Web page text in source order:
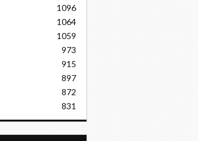
1096
1064
1059
973
915
897
872
831